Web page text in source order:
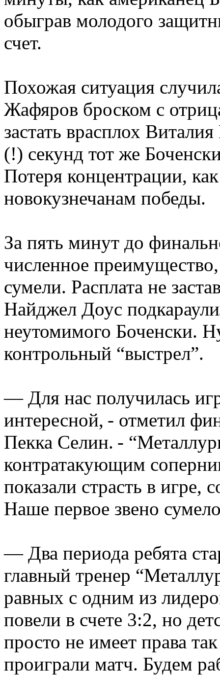
обыграв молодого
счет.
Похожая ситуация
Жафяров броском с
застать врасплох
(!) секунд тот же
Потеря концентрации,
новокузнечанам победы.
За пять минут до
численное
сумели. Расплата не
Найджел Доус
неутомимого Боченски.
контрольный “выстрел”.
— Для нас получилась
интересной, - отметил
Пекка Селин. -
контратакующим
показали страсть в игре,
Наше первое звено
— Два периода ребята
главный тренер
равных с одним из
повели в счете 3:2, но
просто не имеет права
проиграли матч. Будем